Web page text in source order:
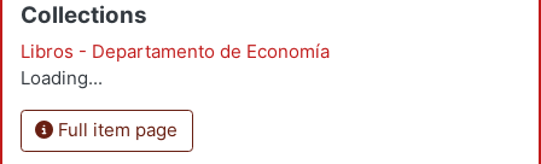
Collections
Libros - Departamento de Economía
Loading...
Full item page